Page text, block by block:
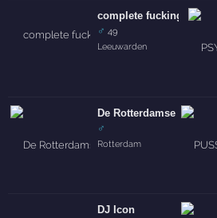
complete fucking idiot
♂ 49
Leeuwarden
De Rotterdamse Palestijn
♂
Rotterdam
DJ Icon